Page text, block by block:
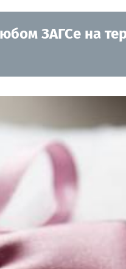
ЗАГСе на